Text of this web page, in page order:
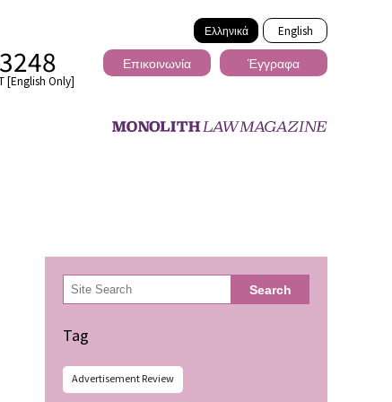
Ελληνικά English
[English Only]
Επικοινωνία Έγγραφα
検
索 Search
Tag
Advertisement Review